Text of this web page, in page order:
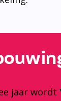
jaar wordt